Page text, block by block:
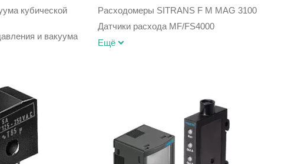
кубической
и вакуума
Расходомеры SITRANS F M MAG 3100
Датчики расхода MF/FS4000
Ещё